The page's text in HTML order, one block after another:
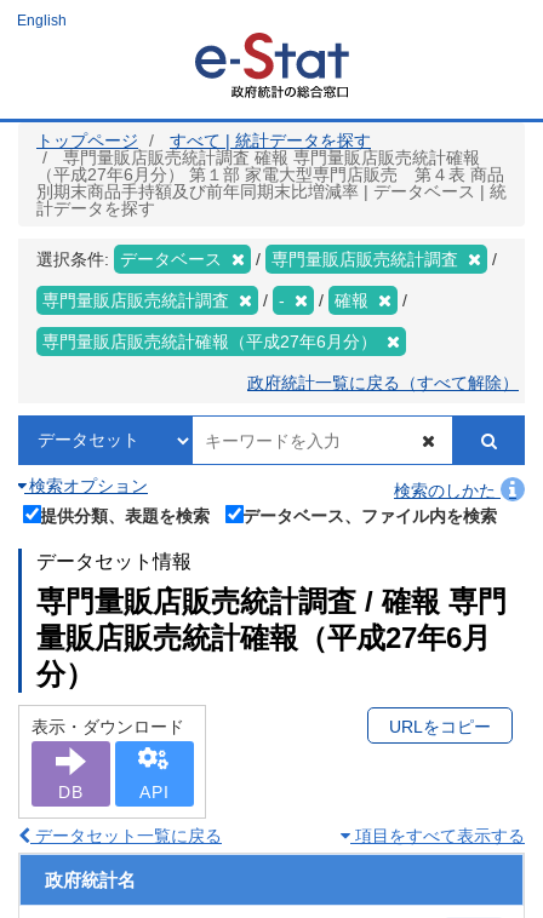
ツ
English
トップページ
すべて | 統計データを探す
専門量販店販売統計調査 確報 専門量販店販売統計確報
（平成27年6月分） 第１部 家電大型専門店販売 第４表 商品
別期末商品手持額及び前年同期末比増減率 | データベース | 統
計データを探す
選択条件: データベース 専門量販店販売統計調査
専門量販店販売統計調査 - 確報
専門量販店販売統計確報（平成27年6月分）
政府統計一覧に戻る（すべて解除）
検索オプション
検索のしかた
提供分類、表題を検索
データベース、ファイル内を検索
データセット情報
専門量販店販売統計調査 / 確報 専門
量販店販売統計確報（平成27年6月
分）
表示・ダウンロード
DB API
URLをコピー
データセット一覧に戻る 項目をすべて表示する
政府統計名